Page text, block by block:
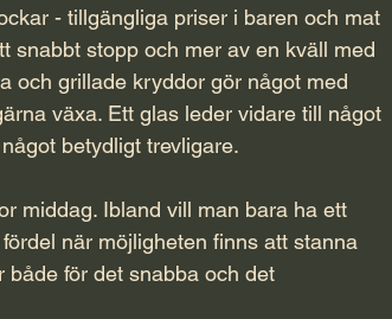
- tillgängliga priser i baren och mat
snabbt stopp och mer av en kväll med
och grillade kryddor gör något med
växa. Ett glas leder vidare till något
betydligt trevligare.
middag. Ibland vill man bara ha ett
när möjligheten finns att stanna
både för det snabba och det